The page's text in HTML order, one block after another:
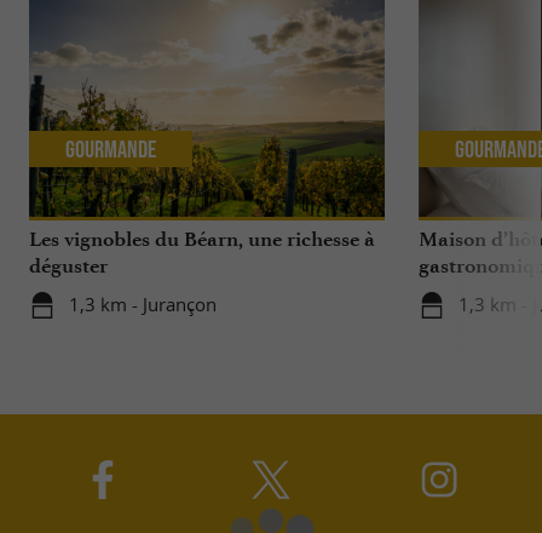
Les vignobles du Béarn, une richesse à
déguster
1,3 km - Jurançon
Gourmande
Maison
Domaine de
1,3 km -